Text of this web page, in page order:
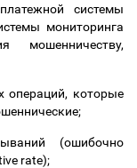
системы
мониторинга
мошенничеству,
операций, которые
(ошибочно
rate);